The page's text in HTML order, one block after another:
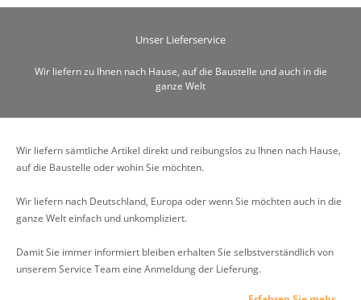
Unser Lieferservice
Wir liefern zu Ihnen nach Hause, auf die Baustelle und auch in die
ganze Welt
Wir liefern sämtliche Artikel direkt und reibungslos zu Ihnen nach Hause,
auf die Baustelle oder wohin Sie möchten.
Wir liefern nach Deutschland, Europa oder wenn Sie möchten auch in die
ganze Welt einfach und unkompliziert.
Damit Sie immer informiert bleiben erhalten Sie selbstverständlich von
unserem Service Team eine Anmeldung der Lieferung.